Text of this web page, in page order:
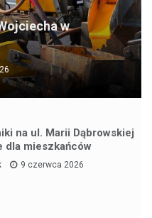
w
na ul. Marii Dąbrowskiej
dla mieszkańców
9 czerwca 2026